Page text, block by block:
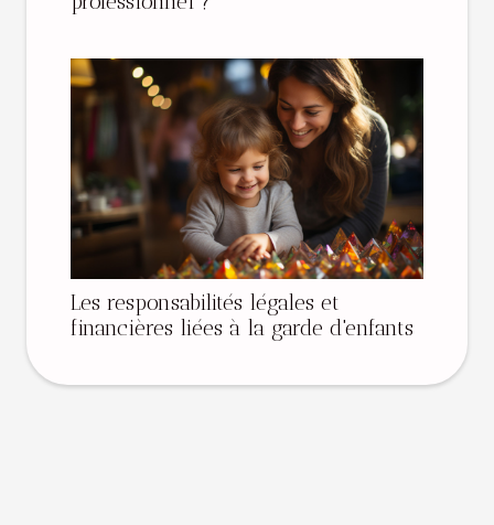
Les responsabilités légales et
financières liées à la garde d'enfants